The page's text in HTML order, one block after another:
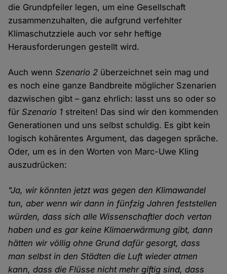
die Grundpfeiler legen, um eine Gesellschaft
zusammenzuhalten, die aufgrund verfehlter
Klimaschutzziele auch vor sehr heftige
Herausforderungen gestellt wird.
Auch wennSzenario 2 überzeichnet sein mag und
es noch eine ganze Bandbreite möglicher Szenarien
dazwischen gibt – ganz ehrlich: lasst uns so oder so
fürSzenario 1 streiten! Das sind wir den kommenden
Generationen und uns selbst schuldig. Es gibt kein
logisch kohärentes Argument, das dagegen spräche.
Oder, um es in den Worten von Marc-Uwe Kling
auszudrücken:
"Ja, wir könnten jetzt was gegen den Klimawandel
tun, aber wenn wir dann in fünfzig Jahren feststellen
würden, dass sich alle Wissenschaftler doch vertan
haben und es gar keine Klimaerwärmung gibt, dann
hätten wir völlig ohne Grund dafür gesorgt, dass
man selbst in den Städten die Luft wieder atmen
kann, dass die Flüsse nicht mehr giftig sind, dass